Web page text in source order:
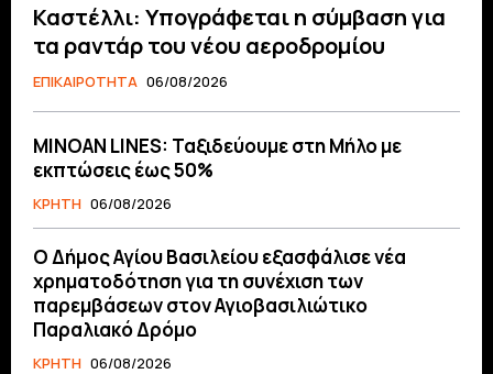
Καστέλλι: Υπογράφεται η σύμβαση για
τα ραντάρ του νέου αεροδρομίου
ΕΠΙΚΑΙΡΟΤΗΤΑ 06/08/2026
MINOAN LINES: Ταξιδεύουμε στη Μήλο με
εκπτώσεις έως 50%
ΚΡΗΤΗ 06/08/2026
O Δήμος Αγίου Βασιλείου εξασφάλισε νέα
χρηματοδότηση για τη συνέχιση των
παρεμβάσεων στον Αγιοβασιλιώτικο
Παραλιακό Δρόμο
ΚΡΗΤΗ 06/08/2026